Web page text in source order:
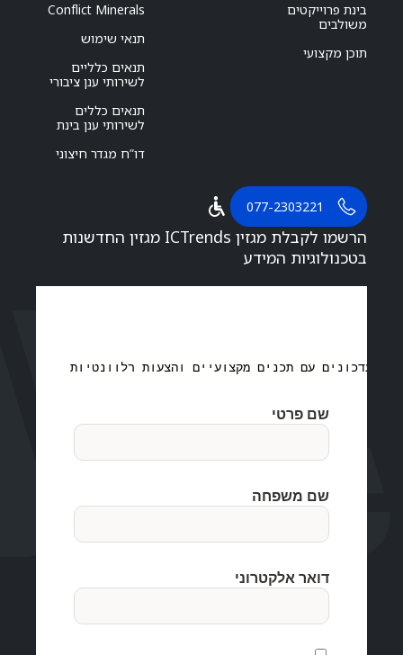
בינת פרוייקטים
משולבים
תוכן מקצועי
Conflict Minerals
תנאי שימוש
תנאים כלליים
לשירותי ענן ציבורי
תנאים כללים
לשירותי ענן בינת
דו”ח מגדר חיצוני
077-2303221
הרשמו לקבלת מגזין ICTrends מגזין החדשנות
בטכנולוגיות המידע